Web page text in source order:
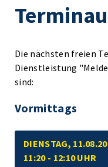
Die nächsten freien
Dienstleistung
sind:
Vormittags
DIENSTAG,
11:20 - 12:10 UHR